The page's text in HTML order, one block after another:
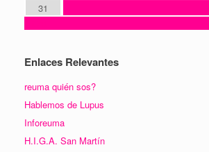
31
Enlaces Relevantes
reuma quién sos?
Hablemos de Lupus
Inforeuma
H.I.G.A. San Martín